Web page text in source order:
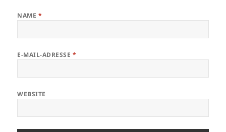
NAME *
E-MAIL-ADRESSE *
WEBSITE